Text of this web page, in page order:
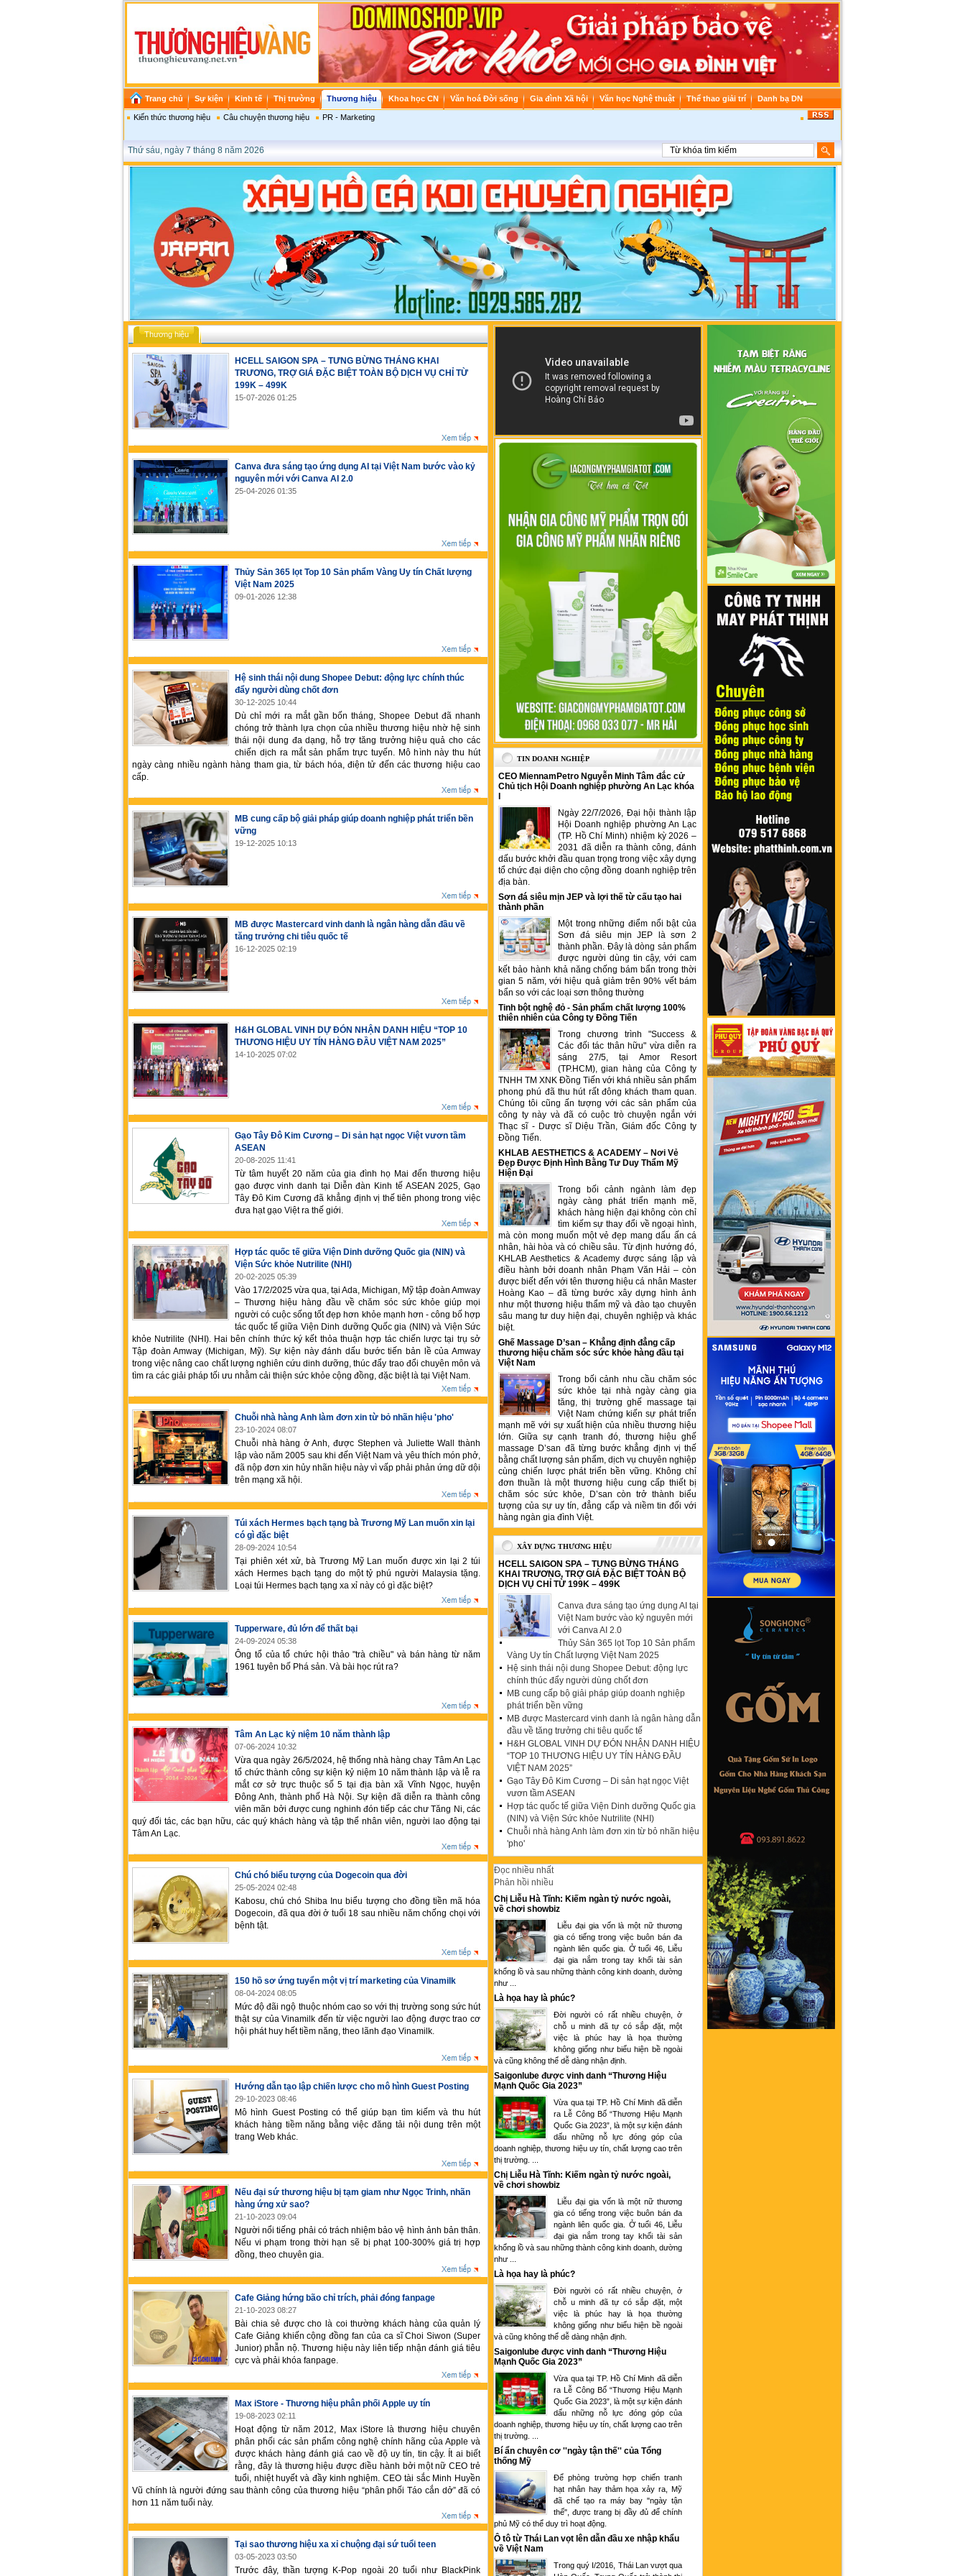
Trang chủ Sự kiện Kinh tế Thị trường Thương hiệu Khoa học CN Văn hoá Đời sống Gia đình Xã hội Văn học Nghệ thuật Thể thao giải trí Danh bạ DN
Kiến thức thương hiệu Câu chuyện thương hiệu PR - Marketing
Thứ sáu, ngày 7 tháng 8 năm 2026
Thương hiệu
HCELL SAIGON SPA – TƯNG BỪNG THÁNG KHAI
TRƯƠNG, TRỢ GIÁ ĐẶC BIỆT TOÀN BỘ DỊCH VỤ CHỈ TỪ
199K – 499K
15-07-2026 01:25
Canva đưa sáng tạo ứng dụng AI tại Việt Nam bước vào kỷ
nguyên mới với Canva AI 2.0
25-04-2026 01:35
Thủy Sản 365 lọt Top 10 Sản phẩm Vàng Uy tín Chất lượng
Việt Nam 2025
09-01-2026 12:38
Hệ sinh thái nội dung Shopee Debut: động lực chính thúc
đẩy người dùng chốt đơn
30-12-2025 10:44
Dù chỉ mới ra mắt gần bốn tháng, Shopee Debut đã nhanh
chóng trở thành lựa chọn của nhiều thương hiệu nhờ hệ sinh
thái nội dung đa dạng, hỗ trợ tăng trưởng hiệu quả cho các
chiến dịch ra mắt sản phẩm trực tuyến. Mô hình này thu hút
ngày càng nhiều ngành hàng tham gia, từ bách hóa, điện tử đến các thương hiệu cao
cấp.
MB cung cấp bộ giải pháp giúp doanh nghiệp phát triển bền
vững
19-12-2025 10:13
MB được Mastercard vinh danh là ngân hàng dẫn đầu về
tăng trưởng chi tiêu quốc tế
16-12-2025 02:19
H&H GLOBAL VINH DỰ ĐÓN NHẬN DANH HIỆU “TOP 10
THƯƠNG HIỆU UY TÍN HÀNG ĐẦU VIỆT NAM 2025”
14-10-2025 07:02
Gạo Tây Đô Kim Cương – Di sản hạt ngọc Việt vươn tầm
ASEAN
20-08-2025 11:41
Từ tâm huyết 20 năm của gia đình họ Mai đến thương hiệu
gạo được vinh danh tại Diễn đàn Kinh tế ASEAN 2025, Gạo
Tây Đô Kim Cương đã khẳng định vị thế tiên phong trong việc
đưa hạt gạo Việt ra thế giới.
Hợp tác quốc tế giữa Viện Dinh dưỡng Quốc gia (NIN) và
Viện Sức khỏe Nutrilite (NHI)
20-02-2025 05:39
Vào 17/2/2025 vừa qua, tại Ada, Michigan, Mỹ tập đoàn Amway
– Thương hiệu hàng đầu về chăm sóc sức khỏe giúp mọi
người có cuộc sống tốt đẹp hơn khỏe mạnh hơn - công bố hợp
tác quốc tế giữa Viện Dinh dưỡng Quốc gia (NIN) và Viện Sức
khỏe Nutrilite (NHI). Hai bên chính thức ký kết thỏa thuận hợp tác chiến lược tại trụ sở
Tập đoàn Amway (Michigan, Mỹ). Sự kiện này đánh dấu bước tiến bản lề của Amway
trong việc nâng cao chất lượng nghiên cứu dinh dưỡng, thúc đẩy trao đổi chuyên môn và
tìm ra các giải pháp tối ưu nhằm cải thiện sức khỏe cộng đồng, đặc biệt là tại Việt Nam.
Chuỗi nhà hàng Anh làm đơn xin từ bỏ nhãn hiệu 'pho'
23-10-2024 08:07
Chuỗi nhà hàng ở Anh, được Stephen và Juliette Wall thành
lập vào năm 2005 sau khi đến Việt Nam và yêu thích món phở,
đã nộp đơn xin hủy nhãn hiệu này vì vấp phải phản ứng dữ dội
trên mạng xã hội.
Túi xách Hermes bạch tạng bà Trương Mỹ Lan muốn xin lại
có gì đặc biệt
28-09-2024 10:54
Tại phiên xét xử, bà Trương Mỹ Lan muốn được xin lại 2 túi
xách Hermes bạch tạng do một tỷ phú người Malaysia tặng.
Loại túi Hermes bạch tạng xa xỉ này có gì đặc biệt?
Tupperware, đủ lớn để thất bại
24-09-2024 05:38
Ông tổ của tổ chức hội thảo "trà chiều" và bán hàng từ năm
1961 tuyên bố Phá sản. Và bài học rút ra?
Tâm An Lạc kỷ niệm 10 năm thành lập
07-06-2024 10:32
Vừa qua ngày 26/5/2024, hệ thống nhà hàng chay Tâm An Lạc
tổ chức thành công sự kiện kỷ niệm 10 năm thành lập và lễ ra
mắt cơ sở trực thuộc số 5 tại địa bàn xã Vĩnh Ngọc, huyện
Đông Anh, thành phố Hà Nội. Sự kiện đã diễn ra thành công
viên mãn bởi được cung nghinh đón tiếp các chư Tăng Ni, các
quý đối tác, các bạn hữu, các quý khách hàng và tập thể nhân viên, người lao động tại
Tâm An Lạc.
Chú chó biểu tượng của Dogecoin qua đời
25-05-2024 02:48
Kabosu, chú chó Shiba Inu biểu tượng cho đồng tiền mã hóa
Dogecoin, đã qua đời ở tuổi 18 sau nhiều năm chống chọi với
bệnh tật.
150 hồ sơ ứng tuyển một vị trí marketing của Vinamilk
08-04-2024 08:05
Mức độ đãi ngộ thuộc nhóm cao so với thị trường song sức hút
thật sự của Vinamilk đến từ việc người lao động được trao cơ
hội phát huy hết tiềm năng, theo lãnh đạo Vinamilk.
Hướng dẫn tạo lập chiến lược cho mô hình Guest Posting
29-10-2023 08:46
Mô hình Guest Posting có thể giúp bạn tìm kiếm và thu hút
khách hàng tiềm năng bằng việc đăng tải nội dung trên một
trang Web khác.
Nếu đại sứ thương hiệu bị tạm giam như Ngọc Trinh, nhãn
hàng ứng xử sao?
21-10-2023 09:04
Người nổi tiếng phải có trách nhiệm bảo vệ hình ảnh bản thân.
Nếu vi phạm trong thời hạn sẽ bị phạt 100-300% giá trị hợp
đồng, theo chuyên gia.
Cafe Giảng hứng bão chỉ trích, phải đóng fanpage
21-10-2023 08:27
Bài chia sẻ được cho là coi thường khách hàng của quản lý
Cafe Giảng khiến cộng đồng fan của ca sĩ Choi Siwon (Super
Junior) phẫn nộ. Thương hiệu này liên tiếp nhận đánh giá tiêu
cực và phải khóa fanpage.
Max iStore - Thương hiệu phân phối Apple uy tín
19-08-2023 02:11
Hoạt động từ năm 2012, Max iStore là thương hiệu chuyên
phân phối các sản phẩm công nghệ chính hãng của Apple và
được khách hàng đánh giá cao về độ uy tín, tin cậy. Ít ai biết
rằng, đây là thương hiệu được điều hành bởi một nữ CEO trẻ
tuổi, nhiệt huyết và đầy kinh nghiệm. CEO tài sắc Minh Huyền
Vũ chính là người đứng sau thành công của thương hiệu “phân phối Táo cắn dở” đã có
hơn 11 năm tuổi này.
Tại sao thương hiệu xa xỉ chuộng đại sứ tuổi teen
03-05-2023 03:50
Trước đây, thần tượng K-Pop ngoài 20 tuổi như BlackPink
TIN DOANH NGHIỆP
CEO MiennamPetro Nguyễn Minh Tâm đắc cử
Chủ tịch Hội Doanh nghiệp phường An Lạc khóa
Ngày 22/7/2026, Đại hội thành lập
Hội Doanh nghiệp phường An Lạc
(TP. Hồ Chí Minh) nhiệm kỳ 2026 –
2031 đã diễn ra thành công, đánh
dấu bước khởi đầu quan trọng trong việc xây dựng
tổ chức đại diện cho cộng đồng doanh nghiệp trên
địa bàn.
Sơn đá siêu mịn JEP và lợi thế từ cấu tạo hai
thành phần
Một trong những điểm nổi bật của
Sơn đá siêu mịn JEP là sơn 2
thành phần. Đây là dòng sản phẩm
được người dùng tin cậy, với cam
kết bảo hành khả năng chống bám bẩn trong thời
gian 5 năm, với hiệu quả giảm trên 90% vết bám
bẩn so với các loại sơn thông thường
Tinh bột nghệ đỏ - Sản phẩm chất lượng 100%
thiên nhiên của Công ty Đồng Tiến
Trong chương trình "Success &
Các đối tác thân hữu" vừa diễn ra
sáng 27/5, tại Amor Resort
(TP.HCM), gian hàng của Công ty
TNHH TM XNK Đồng Tiến với khá nhiều sản phẩm
phong phú đã thu hút rất đông khách tham quan.
Chúng tôi cũng ấn tượng với các sản phẩm của
công ty này và đã có cuộc trò chuyện ngắn với
Thạc sĩ - Dược sĩ Diệu Trần, Giám đốc Công ty
Đồng Tiến.
KHLAB AESTHETICS & ACADEMY – Nơi Vẻ
Đẹp Được Định Hình Bằng Tư Duy Thẩm Mỹ
Hiện Đại
Trong bối cảnh ngành làm đẹp
ngày càng phát triển mạnh mẽ,
khách hàng hiện đại không còn chỉ
tìm kiếm sự thay đổi về ngoại hình,
mà còn mong muốn một vẻ đẹp mang dấu ấn cá
nhân, hài hòa và có chiều sâu. Từ định hướng đó,
KHLAB Aesthetics & Academy được sáng lập và
điều hành bởi doanh nhân Phạm Văn Hải – còn
được biết đến với tên thương hiệu cá nhân Master
Hoàng Kao – đã từng bước xây dựng hình ảnh
như một thương hiệu thẩm mỹ và đào tạo chuyên
sâu mang tư duy hiện đại, chuyên nghiệp và khác
biệt.
Ghế Massage D’san – Khẳng định đẳng cấp
thương hiệu chăm sóc sức khỏe hàng đầu tại
Việt Nam
Trong bối cảnh nhu cầu chăm sóc
sức khỏe tại nhà ngày càng gia
tăng, thị trường ghế massage tại
Việt Nam chứng kiến sự phát triển
mạnh mẽ với sự xuất hiện của nhiều thương hiệu
lớn. Giữa sự cạnh tranh đó, thương hiệu ghế
massage D’san đã từng bước khẳng định vị thế
bằng chất lượng sản phẩm, dịch vụ chuyên nghiệp
cùng chiến lược phát triển bền vững. Không chỉ
đơn thuần là một thương hiệu cung cấp thiết bị
chăm sóc sức khỏe, D’san còn trở thành biểu
tượng của sự uy tín, đẳng cấp và niềm tin đối với
hàng ngàn gia đình Việt.
XÂY DỰNG THƯƠNG HIỆU
HCELL SAIGON SPA – TƯNG BỪNG THÁNG
KHAI TRƯƠNG, TRỢ GIÁ ĐẶC BIỆT TOÀN BỘ
DỊCH VỤ CHỈ TỪ 199K – 499K
Canva đưa sáng tạo ứng dụng AI tại
Việt Nam bước vào kỷ nguyên mới
với Canva AI 2.0
Thủy Sản 365 lọt Top 10 Sản phẩm
Vàng Uy tín Chất lượng Việt Nam 2025
Hệ sinh thái nội dung Shopee Debut: động lực
chính thúc đẩy người dùng chốt đơn
MB cung cấp bộ giải pháp giúp doanh nghiệp
phát triển bền vững
MB được Mastercard vinh danh là ngân hàng dẫn
đầu về tăng trưởng chi tiêu quốc tế
H&H GLOBAL VINH DỰ ĐÓN NHẬN DANH HIỆU
“TOP 10 THƯƠNG HIỆU UY TÍN HÀNG ĐẦU
VIỆT NAM 2025”
Gạo Tây Đô Kim Cương – Di sản hạt ngọc Việt
vươn tầm ASEAN
Hợp tác quốc tế giữa Viện Dinh dưỡng Quốc gia
(NIN) và Viện Sức khỏe Nutrilite (NHI)
Chuỗi nhà hàng Anh làm đơn xin từ bỏ nhãn hiệu
'pho'
Đọc nhiều nhất
Phản hồi nhiều
Chị Liễu Hà Tĩnh: Kiếm ngàn tỷ nước ngoài,
về chơi showbiz
Liễu đại gia vốn là một nữ thương
gia có tiếng trong việc buôn bán đa
ngành liên quốc gia. Ở tuổi 46, Liễu
đại gia nắm trong tay khối tài sản
khổng lồ và sau những thành công kinh doanh, dường
như ...
Là họa hay là phúc?
Đời người có rất nhiều chuyện, ở
chỗ u minh đã tự có sắp đặt, một
việc là phúc hay là họa thường
không giống như biểu hiện bề ngoài
và cũng không thể dễ dàng nhận định.
Saigonlube được vinh danh “Thương Hiệu
Mạnh Quốc Gia 2023”
Vừa qua tại TP. Hồ Chí Minh đã diễn
ra Lễ Công Bố “Thương Hiệu Mạnh
Quốc Gia 2023”, là một sự kiện đánh
dấu những nỗ lực đóng góp của
doanh nghiệp, thương hiệu uy tín, chất lượng cao trên
thị trường. ...
Chị Liễu Hà Tĩnh: Kiếm ngàn tỷ nước ngoài,
về chơi showbiz
Liễu đại gia vốn là một nữ thương
gia có tiếng trong việc buôn bán đa
ngành liên quốc gia. Ở tuổi 46, Liễu
đại gia nắm trong tay khối tài sản
khổng lồ và sau những thành công kinh doanh, dường
như ...
Là họa hay là phúc?
Đời người có rất nhiều chuyện, ở
chỗ u minh đã tự có sắp đặt, một
việc là phúc hay là họa thường
không giống như biểu hiện bề ngoài
và cũng không thể dễ dàng nhận định.
Saigonlube được vinh danh “Thương Hiệu
Mạnh Quốc Gia 2023”
Vừa qua tại TP. Hồ Chí Minh đã diễn
ra Lễ Công Bố “Thương Hiệu Mạnh
Quốc Gia 2023”, là một sự kiện đánh
dấu những nỗ lực đóng góp của
doanh nghiệp, thương hiệu uy tín, chất lượng cao trên
thị trường. ...
Bí ẩn chuyên cơ ''ngày tận thế'' của Tổng
thống Mỹ
Để phòng trường hợp chiến tranh
hạt nhân hay thảm họa xảy ra, Mỹ
đã chế tạo ra máy bay "ngày tận
thế", được trang bị đầy đủ để chính
phủ Mỹ có thể duy trì hoạt động.
Ô tô từ Thái Lan vọt lên dẫn đầu xe nhập khẩu
về Việt Nam
Trong quý I/2016, Thái Lan vượt qua